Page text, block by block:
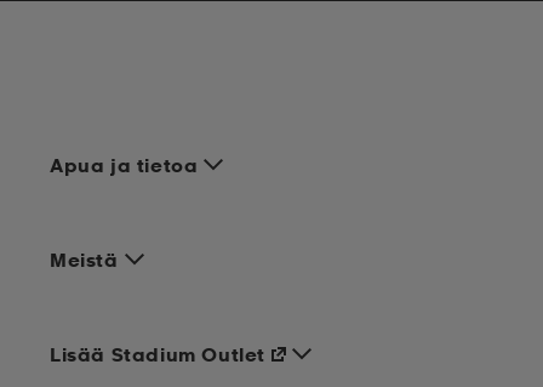
Apua ja tietoa
Meistä
Lisää Stadium Outlet